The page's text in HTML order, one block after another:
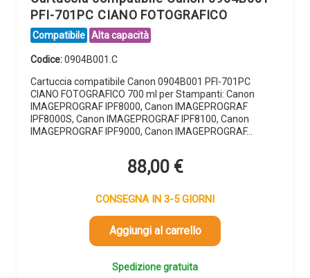
PFI-701PC CIANO FOTOGRAFICO
Compatibile Alta capacità
Codice:0904B001.C
Cartuccia compatibile Canon 0904B001 PFI-701PC
CIANO FOTOGRAFICO 700 ml per Stampanti: Canon
IMAGEPROGRAF IPF8000, Canon IMAGEPROGRAF
IPF8000S, Canon IMAGEPROGRAF IPF8100, Canon
IMAGEPROGRAF IPF9000, Canon IMAGEPROGRAF…
88,00 €
CONSEGNA IN 3-5 GIORNI
Aggiungi al carrello
Spedizione gratuita